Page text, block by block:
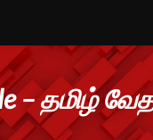
– தமிழ்